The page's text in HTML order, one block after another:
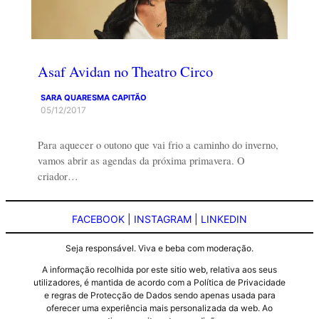
Asaf Avidan no Theatro Circo
SARA QUARESMA CAPITÃO
05/12/2017
Para aquecer o outono que vai frio a caminho do inverno,
vamos abrir as agendas da próxima primavera. O
criador…
FACEBOOK INSTAGRAM LINKEDIN
Seja responsável. Viva e beba com moderação.
A informação recolhida por este sitio web, relativa aos seus
utilizadores, é mantida de acordo com a Política de Privacidade
e regras de Protecção de Dados sendo apenas usada para
oferecer uma experiência mais personalizada da web. Ao